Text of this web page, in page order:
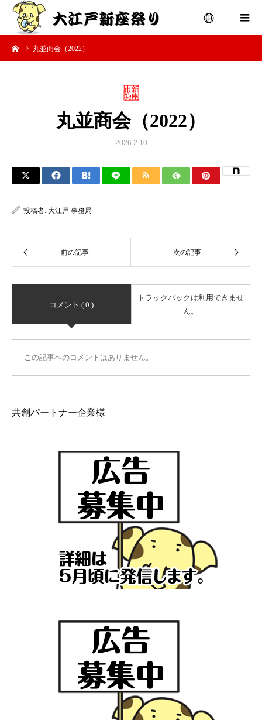
丸並商会（2022）
丸並商会（2022）
2026.2.10
投稿者: 大江戸 事務局
コメント ( 0 )
トラックバックは利用できませ
ん。
この記事へのコメントはありません。
共創パートナー企業様